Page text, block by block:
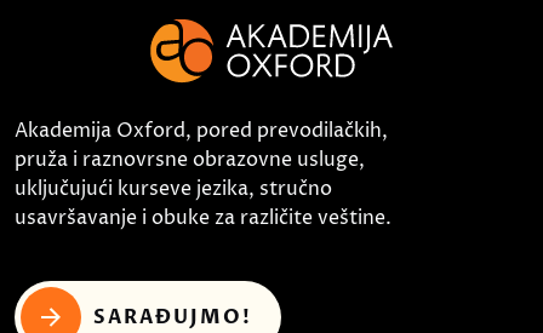
Akademija Oxford, pored prevodilačkih,
pruža i raznovrsne obrazovne usluge,
uključujući kurseve jezika, stručno
usavršavanje i obuke za različite veštine.
SARAĐUJMO!